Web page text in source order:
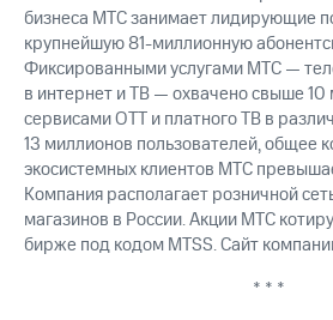
бизнеса МТС занимает лидирующие
крупнейшую 81-миллионную
Фиксированными услугами МТС —
в интернет и ТВ — охвачено свыше
сервисами OTT и платного ТВ в
13 миллионов пользователей, общее
экосистемных клиентов МТС
Компания располагает розничной
магазинов в России. Акции МТС
бирже под кодом MTSS. Сайт
* * *